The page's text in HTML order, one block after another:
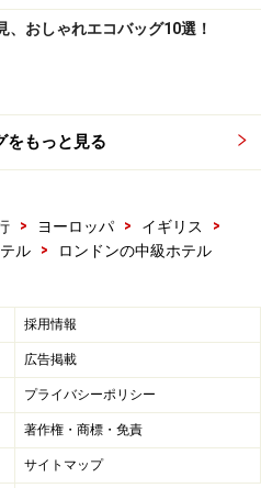
、おしゃれエコバッグ10選！
をもっと見る
> ヨーロッパ > イギリス
>
ル > ロンドンの中級ホテル
採用情報
広告掲載
プライバシーポリシー
著作権・商標・免責
サイトマップ